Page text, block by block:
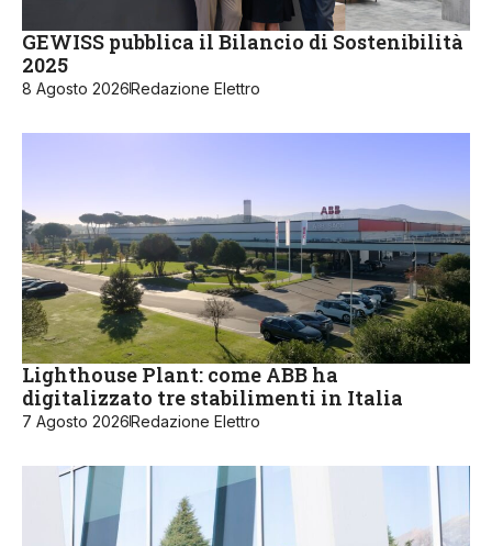
GEWISS pubblica il Bilancio di Sostenibilità
2025
8 Agosto 2026Redazione Elettro
Lighthouse Plant: come ABB ha
digitalizzato tre stabilimenti in Italia
7 Agosto 2026Redazione Elettro